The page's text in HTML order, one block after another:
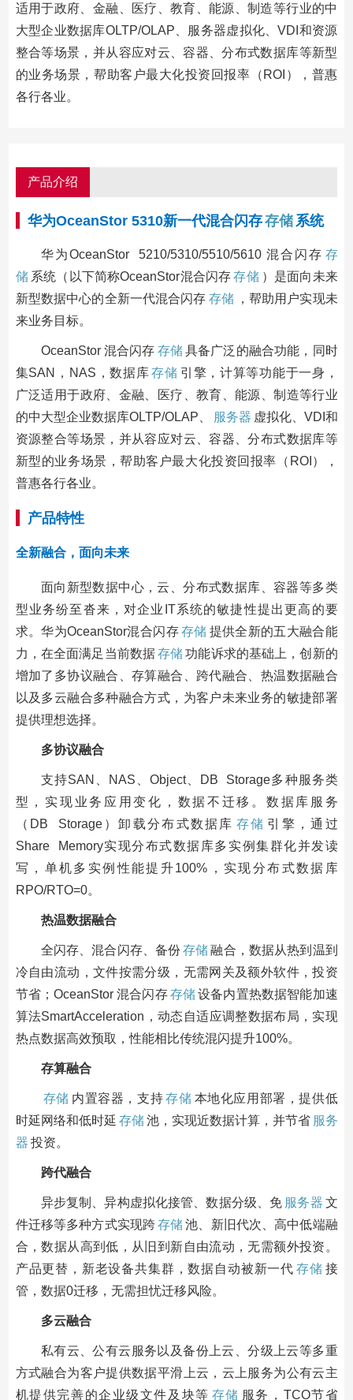
适用于政府、金融、医疗、教育、能源、制造等行业的中
大型企业数据库OLTP/OLAP、服务器虚拟化、VDI和资源
整合等场景，并从容应对云、容器、分布式数据库等新型
的业务场景，帮助客户最大化投资回报率（ROI），普惠
各行各业。
产品介绍
华为OceanStor 5310新一代混合闪存存储系统
华为OceanStor 5210/5310/5510/5610 混合闪存 存
储 系统（以下简称OceanStor混合闪存存储 ）是面向未来
新型数据中心的全新一代混合闪存 存储
，帮助用户实现未
来业务目标。
OceanStor 混合闪存 存储 具备广泛的融合功能，同时
集SAN，NAS，数据库 存储 引擎，计算等功能于一身，
广泛适用于政府、金融、医疗、教育、能源、制造等行业
的中大型企业数据库OLTP/OLAP、
服务器 虚拟化、VDI和
资源整合等场景，并从容应对云、容器、分布式数据库等
新型的业务场景，帮助客户最大化投资回报率（ROI），
普惠各行各业。
产品特性
全新融合，面向未来
面向新型数据中心，云、分布式数据库、容器等多类
型业务纷至沓来，对企业IT系统的敏捷性提出更高的要
求。华为OceanStor混合闪存存储 提供全新的五大融合能
力，在全面满足当前数据存储 功能诉求的基础上，创新的
增加了多协议融合、存算融合、跨代融合、热温数据融合
以及多云融合多种融合方式，为客户未来业务的敏捷部署
提供理想选择。
多协议融合
支持SAN、NAS、Object、DB Storage多种服务类
型，实现业务应用变化，数据不迁移。数据库服务
（DB Storage）卸载分布式数据库 存储 引擎，通过
Share Memory实现分布式数据库多实例集群化并发读
写，单机多实例性能提升100%，实现分布式数据库
RPO/RTO=0。
热温数据融合
全闪存、混合闪存、备份存储 融合，数据从热到温到
冷自由流动，文件按需分级，无需网关及额外软件，投资
节省；OceanStor 混合闪存存储 设备内置热数据智能加速
算法SmartAcceleration，动态自适应调整数据布局，实现
热点数据高效预取，性能相比传统混闪提升100%。
存算融合
存储 内置容器，支持存储 本地化应用部署，提供低
时延网络和低时延 存储 池，实现近数据计算，并节省 服务
器 投资。
跨代融合
异步复制、异构虚拟化接管、数据分级、免 服务器 文
件迁移等多种方式实现跨 存储 池、新旧代次、高中低端融
合，数据从高到低，从旧到新自由流动，无需额外投资。
产品更替，新老设备共集群，数据自动被新一代 存储 接
管，数据0迁移，无需担忧迁移风险。
多云融合
私有云、公有云服务以及备份上云、分级上云等多重
方式融合为客户提供数据平滑上云，云上服务为公有云主
机提供完善的企业级文件及块等 存储 服务，TCO节省